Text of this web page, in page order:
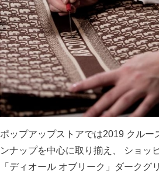
ポップアップストアでは2019 クル
ンナップを中心に取り揃え、 ショッ
「ディオール オブリーク」ダーク